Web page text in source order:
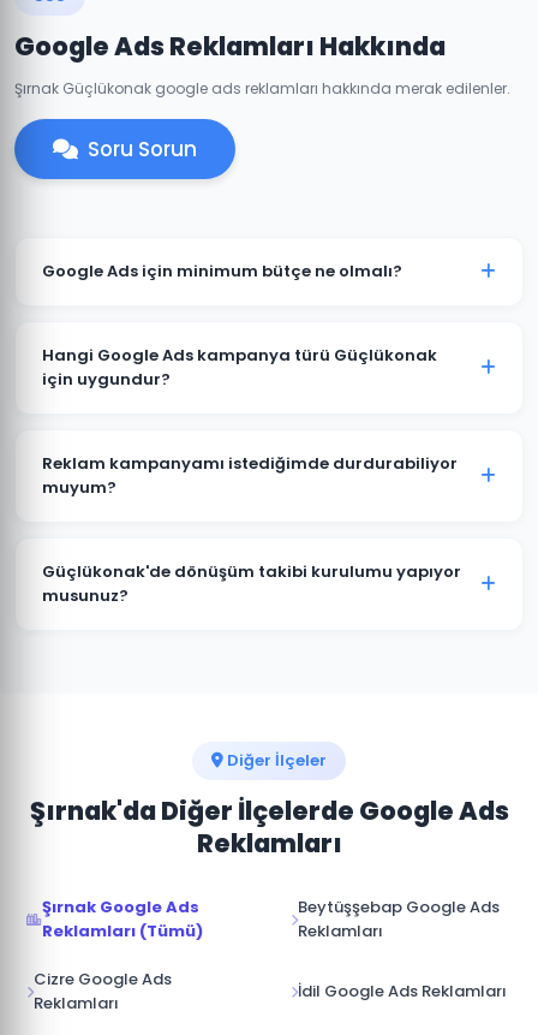
Google Ads Reklamları Hakkında
Şırnak Güçlükonak google ads reklamları hakkında merak edilenler.
Soru Sorun
Google Ads için minimum bütçe ne olmalı?
minimum aylık reklam bütçesi 2.000 TL'dir. Sektörünüz
ve rekabete göre bu rakam değişebilir. Ücretsiz bütçe
Hangi Google Ads kampanya türü Güçlükonak
için uygundur?
Yerel hizmet işletmeleri için Arama Ağı ve Yerel
Kampanyalar, e-ticaret için Alışveriş Kampanyaları,
Reklam kampanyamı istediğimde durdurabiliyor
muyum?
istediğiniz zaman duraklatabilir veya
sonlandırabilirsiniz. Kampanya durdurulduğunda
Güçlükonak'de dönüşüm takibi kurulumu yapıyor
musunuz?
Diğer İlçeler
Şırnak'da Diğer İlçelerde Google Ads
Reklamları
Şırnak Google Ads
Reklamları (Tümü)
Beytüşşebap Google Ads
Reklamları
Cizre Google Ads
Reklamları
İdil Google Ads Reklamları